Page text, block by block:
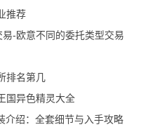
推荐
-欧意不同的委托类型交易
排名第几
国异色精灵大全
介绍：全套细节与入手攻略